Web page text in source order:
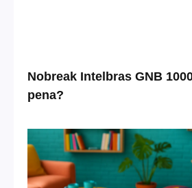
Nobreak Intelbras GNB
pena?